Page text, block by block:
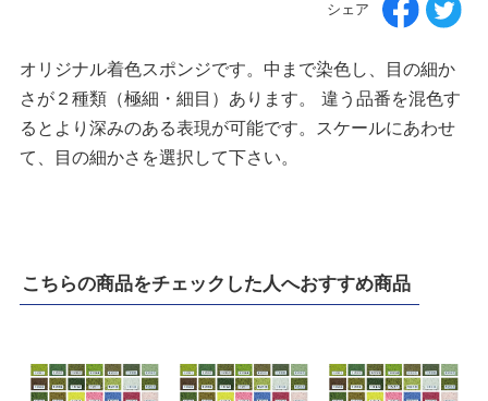
シェア
オリジナル着色スポンジです。中まで染色し、目の細か
さが２種類（極細・細目）あります。 違う品番を混色す
るとより深みのある表現が可能です。スケールにあわせ
て、目の細かさを選択して下さい。
こちらの商品をチェックした人へおすすめ商品